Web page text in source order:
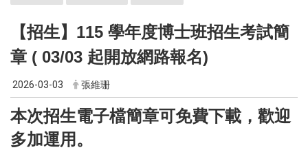
【招生】115 學年度博士班招生考試簡
章 ( 03/03 起開放網路報名)
2026-03-03 張維珊
本次招生電子檔簡章可免費下載，歡迎
多加運用。